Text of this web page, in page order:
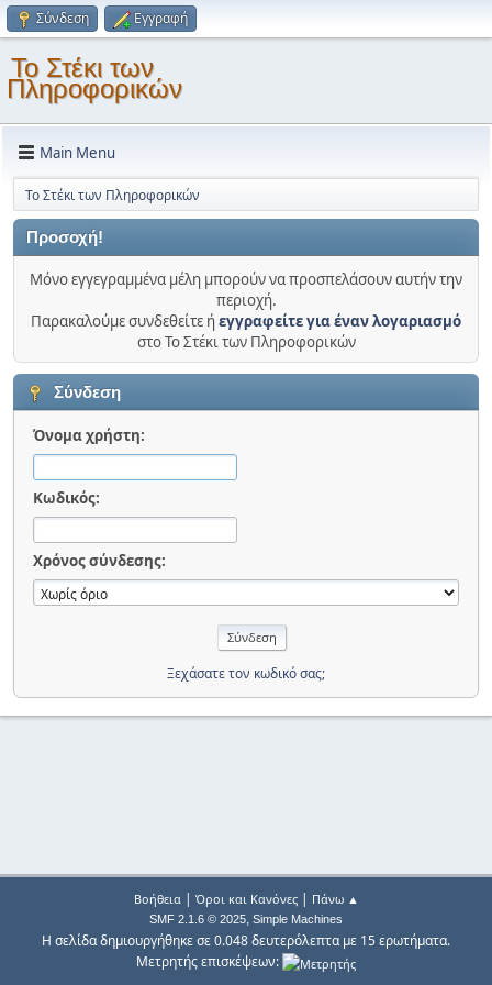
Σύνδεση Εγγραφή
Το Στέκι των
Πληροφορικών
Main Menu
Το Στέκι των Πληροφορικών
Προσοχή!
Μόνο εγγεγραμμένα μέλη μπορούν να προσπελάσουν αυτήν την
περιοχή.
Παρακαλούμε συνδεθείτε ήεγγραφείτε για έναν λογαριασμό
στο Το Στέκι των Πληροφορικών
Σύνδεση
Όνομα χρήστη:
Κωδικός:
Χρόνος σύνδεσης:
Ξεχάσατε τον κωδικό σας;
Βοήθεια| Όροι και Κανόνες| Πάνω ▲
SMF 2.1.6 © 2025, Simple Machines
Η σελίδα δημιουργήθηκε σε 0.048 δευτερόλεπτα με 15 ερωτήματα.
Μετρητής επισκέψεων: